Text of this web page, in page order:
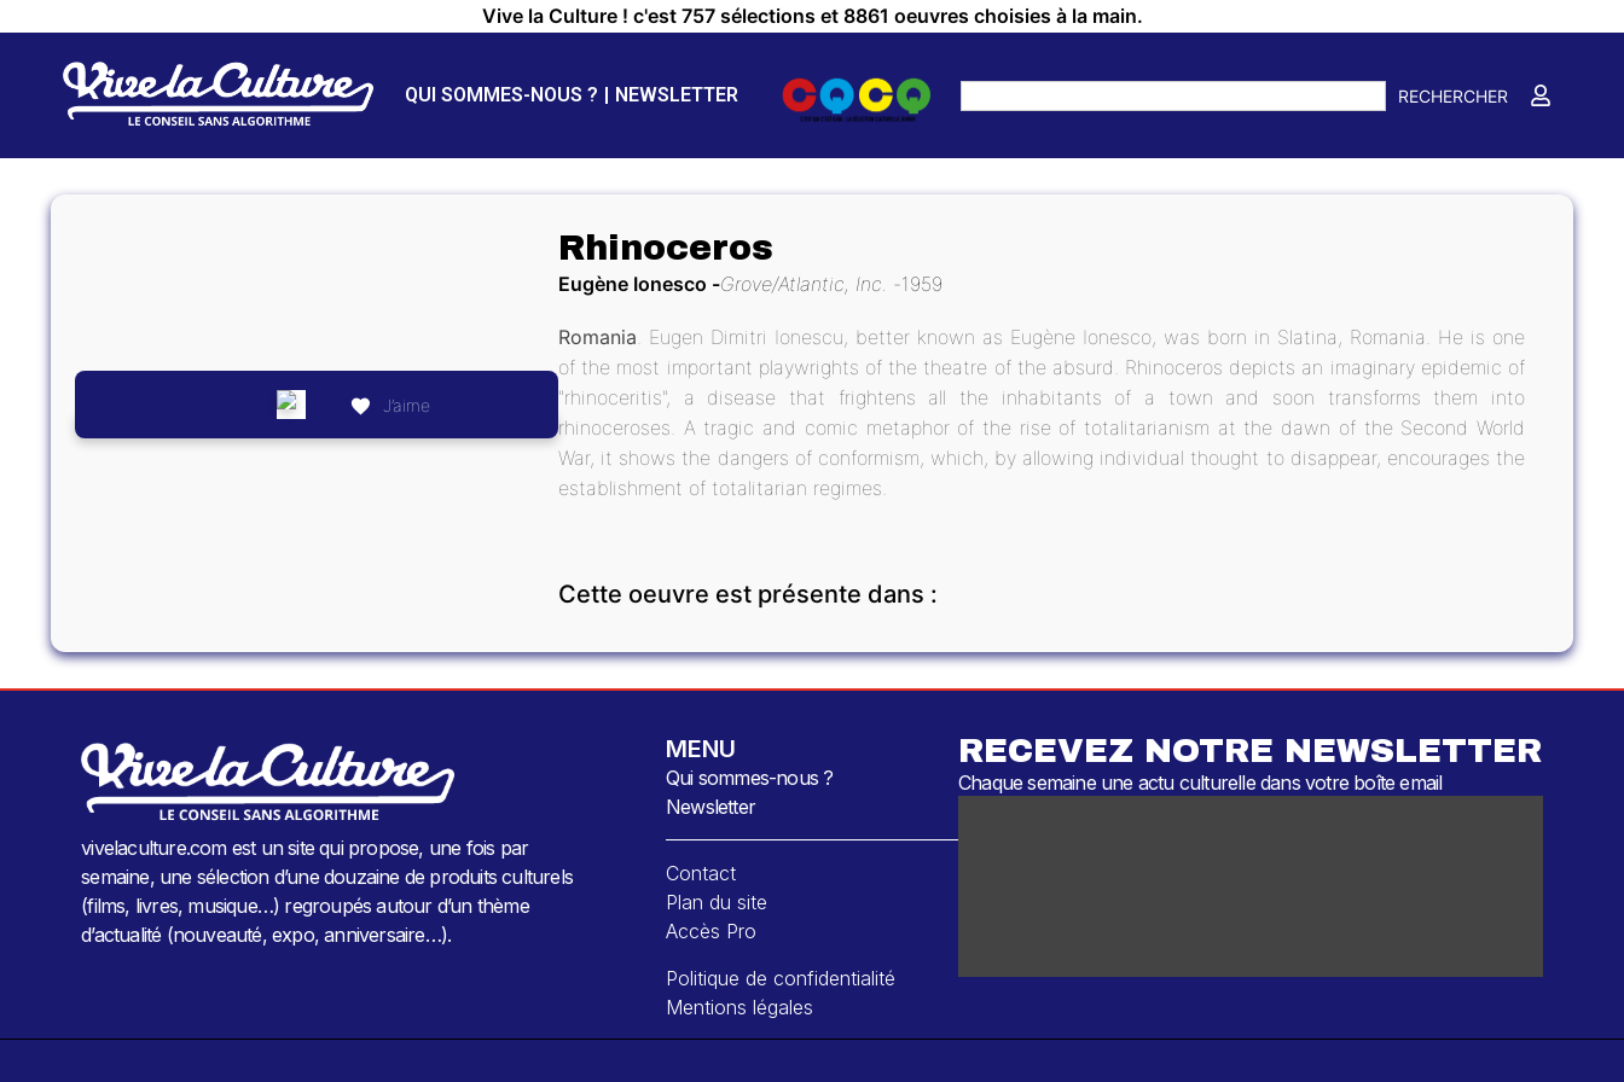
Vive la Culture ! c'est 757 sélections et 8861 oeuvres choisies à la main.
QUI SOMMES-NOUS ? NEWSLETTER RECHERCHER
J’aime
Rhinoceros
Eugène Ionesco Grove/Atlantic, Inc. 1959
Romania. Eugen Dimitri Ionescu, better known as Eugène Ionesco, was born in Slatina, Romania. He is one
of the most important playwrights of the theatre of the absurd. Rhinoceros depicts an imaginary epidemic of
"rhinoceritis", a disease that frightens all the inhabitants of a town and soon transforms them into
rhinoceroses. A tragic and comic metaphor of the rise of totalitarianism at the dawn of the Second World
War, it shows the dangers of conformism, which, by allowing individual thought to disappear, encourages the
establishment of totalitarian regimes.
Cette oeuvre est présente dans :
vivelaculture.com est un site qui propose, une fois par
semaine, une sélection d’une douzaine de produits culturels
(films, livres, musique…) regroupés autour d’un thème
d’actualité (nouveauté, expo, anniversaire…).
MENU
Qui sommes-nous ?
Newsletter
Contact
Plan du site
Accès Pro
Politique de confidentialité
Mentions légales
RECEVEZ NOTRE NEWSLETTER
Chaque semaine une actu culturelle dans votre boîte email